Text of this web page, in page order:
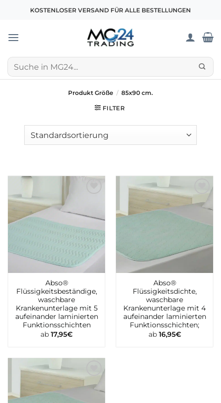
KOSTENLOSER VERSAND FÜR ALLE BESTELLUNGEN
Suchen
nach:
Produkt Größe / 85x90 cm.
FILTER
hinzufügen
Abso®
Flüssigkeitsbeständige,
waschbare
Krankenunterlage mit 5
aufeinander laminierten
Funktionsschichten
ab 17,95€
wunschliste
hinzufügen
Abso®
Flüssigkeitsdichte,
waschbare
Krankenunterlage mit 4
aufeinander laminierten
Funktionsschichten;
ab 16,95€
wunschliste
hinzufügen